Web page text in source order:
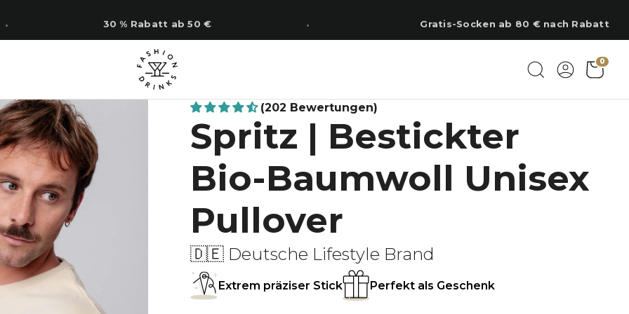
30 % Rabatt ab 50 € Gratis-Socken ab 80 € nach Rabatt
0
(202 Bewertungen)
Spritz | Bestickter
Bio-Baumwoll Unisex
Pullover
🇩🇪 Deutsche Lifestyle Brand
Extrem präziser Stick Perfekt als Geschenk